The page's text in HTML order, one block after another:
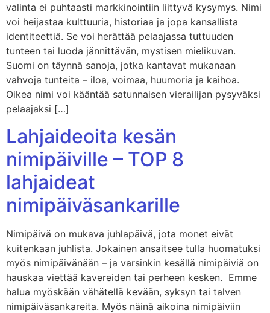
valinta ei puhtaasti markkinointiin liittyvä kysymys. Nimi
voi heijastaa kulttuuria, historiaa ja jopa kansallista
identiteettiä. Se voi herättää pelaajassa tuttuuden
tunteen tai luoda jännittävän, mystisen mielikuvan.
Suomi on täynnä sanoja, jotka kantavat mukanaan
vahvoja tunteita – iloa, voimaa, huumoria ja kaihoa.
Oikea nimi voi kääntää satunnaisen vierailijan pysyväksi
pelaajaksi […]
Lahjaideoita kesän
nimipäiville – TOP 8
lahjaideat
nimipäiväsankarille
Nimipäivä on mukava juhlapäivä, jota monet eivät
kuitenkaan juhlista. Jokainen ansaitsee tulla huomatuksi
myös nimipäivänään – ja varsinkin kesällä nimipäiviä on
hauskaa viettää kavereiden tai perheen kesken. Emme
halua myöskään vähätellä kevään, syksyn tai talven
nimipäiväsankareita. Myös näinä aikoina nimipäiviin